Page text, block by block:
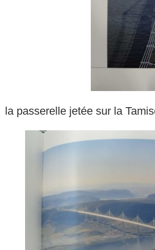
la passerelle jetée sur la